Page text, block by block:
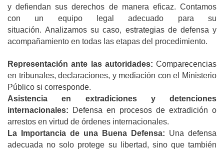
y defiendan sus derechos de manera eficaz. Contamos
con un equipo legal adecuado para su
situación.Analizamos su caso, estrategias de defensa y
acompañamiento en todas las etapas del procedimiento.
Representación ante las autoridades: Comparecencias
en tribunales, declaraciones, y mediación con el Ministerio
Público si corresponde.
Asistencia en extradiciones y detenciones
internacionales: Defensa en procesos de extradición o
arrestos en virtud de órdenes internacionales.
La Importancia de una Buena Defensa: Una defensa
adecuada no solo protege su libertad, sino que también